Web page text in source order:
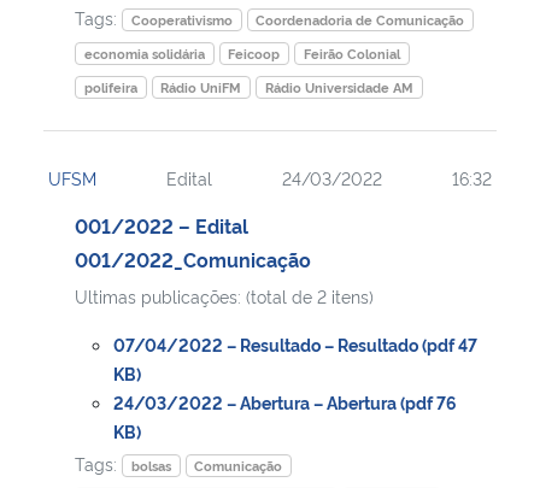
Tags:
Cooperativismo
Coordenadoria de Comunicação
economia solidária
Feicoop
Feirão Colonial
polifeira
Rádio UniFM Rádio Universidade AM
UFSM Edital 24/03/2022 16:32
001/2022 – Edital
001/2022_Comunicação
Ultimas publicações: (total de 2 itens)
07/04/2022 – Resultado – Resultado (pdf 47
KB)
24/03/2022 – Abertura – Abertura (pdf 76
KB)
Tags:
bolsas
Comunicação